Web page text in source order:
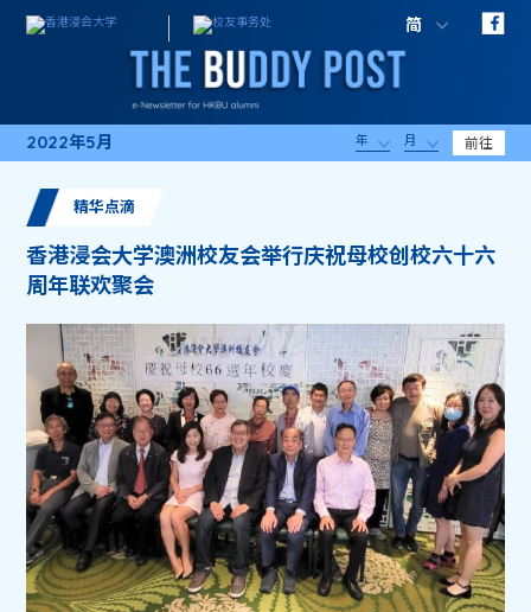
简
2022年5月 年 月 前往
精华点滴
香港浸会大学澳洲校友会举行庆祝母校创校六十六
周年联欢聚会